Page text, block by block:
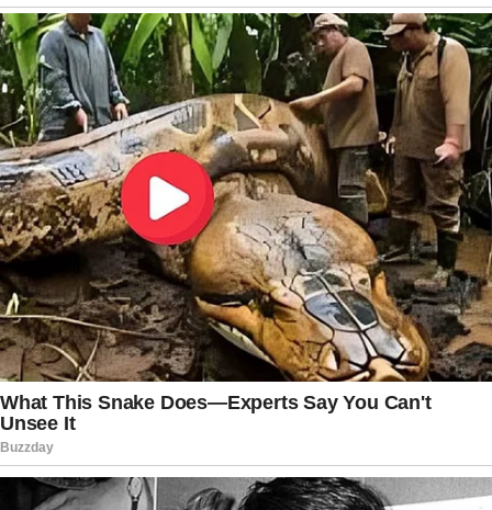
insegurança administrativa. Mudanças
frequentes no comando do Executivo podem
impactar decisões econômicas, articulações
políticas e até negociações em andamento com
outros entes federativos.
Nas redes sociais, o assunto rapidamente
ganhou repercussão ao longo da tarde desta
sexta-feira. Parlamentares comentaram a
decisão, apoiadores de diferentes grupos
políticos se manifestaram e o tema passou a
dominar parte do debate político fluminense.
Ainda assim, integrantes do Supremo evitam
tratar o episódio como encerrado, já que o
processo continua em análise.